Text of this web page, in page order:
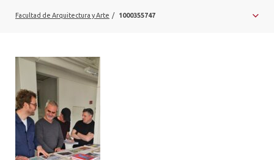
VINCULACIÓN CON EL MEDIO
ALUMNI
PLATAFORMA VUT
Facultad de Arquitectura y Arte / 1000355747